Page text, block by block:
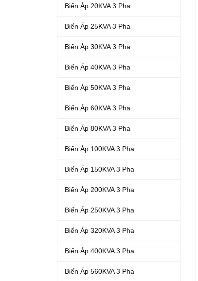
Biến Áp 20KVA 3 Pha
Biến Áp 25KVA 3 Pha
Biến Áp 30KVA 3 Pha
Biến Áp 40KVA 3 Pha
Biến Áp 50KVA 3 Pha
Biến Áp 60KVA 3 Pha
Biến Áp 80KVA 3 Pha
Biến Áp 100KVA 3 Pha
Biến Áp 150KVA 3 Pha
Biến Áp 200KVA 3 Pha
Biến Áp 250KVA 3 Pha
Biến Áp 320KVA 3 Pha
Biến Áp 400KVA 3 Pha
Biến Áp 560KVA 3 Pha